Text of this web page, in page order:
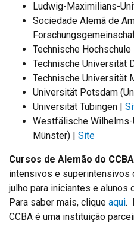
Ludwig-Maximilians-
Sociedade Alemã de
Technische Hochschule
Technische Universität
Technische Universität
Universität Potsdam
Universität Tübingen |
Westfälische
Münster) | Site
Cursos de Alemão do CCBA
intensivos e superintensivos
julho para iniciantes e
Para saber mais, clique aqui.
CCBA é uma instituição